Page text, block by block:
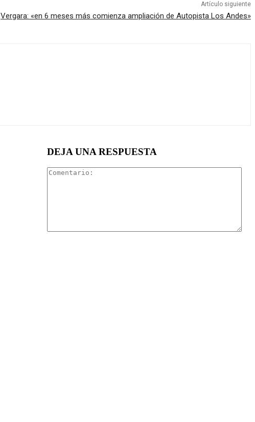
Artículo siguiente
Vergara: «en 6 meses más comienza ampliación de Autopista Los Andes»
DEJA UNA RESPUESTA